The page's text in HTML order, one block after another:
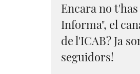
Encara no
Informa", el
de l'ICAB? Ja
seguidors!